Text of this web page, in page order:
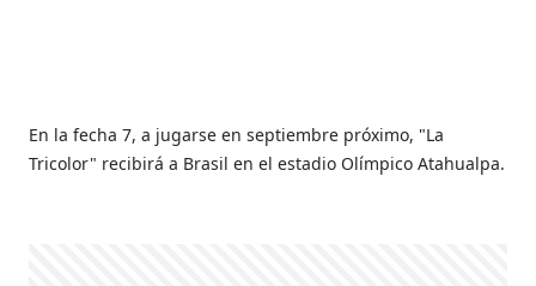
En la fecha 7, a jugarse en septiembre próximo, "La
Tricolor" recibirá a Brasil en el estadio Olímpico Atahualpa.